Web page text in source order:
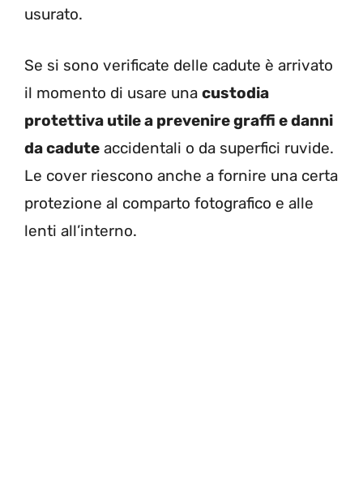
usurato.
Se si sono verificate delle cadute è arrivato
il momento di usare una custodia
protettiva utile a prevenire graffi e danni
da cadute accidentali o da superfici ruvide.
Le cover riescono anche a fornire una certa
protezione al comparto fotografico e alle
lenti all’interno.